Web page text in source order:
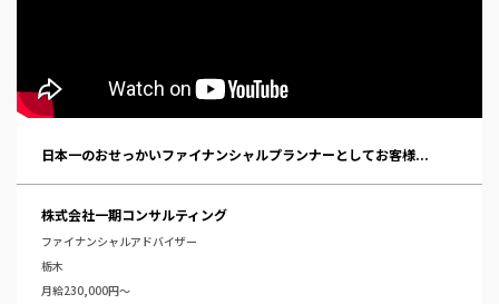
日本一のおせっかいファイナンシャルプランナーとしてお客様...
株式会社一期コンサルティング
ファイナンシャルアドバイザー
栃木
月給230,000円～